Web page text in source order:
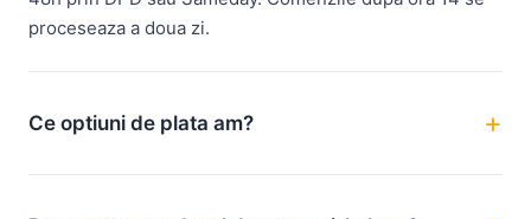
proceseaza a doua zi.
Ce optiuni de plata am?